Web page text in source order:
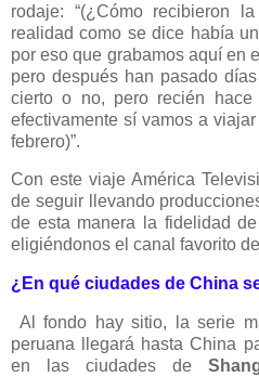
rodaje: “(¿Cómo recibieron
realidad como se dice había
por eso que grabamos aquí en
pero después han pasado
cierto o no, pero recién hace
efectivamente sí vamos a
febrero)”.
Con este viaje América
de seguir llevando
de esta manera la fidelidad
eligiéndonos el canal favorito
¿En qué ciudades de China
Al fondo hay sitio, la serie
peruana llegará hasta China
en las ciudades de